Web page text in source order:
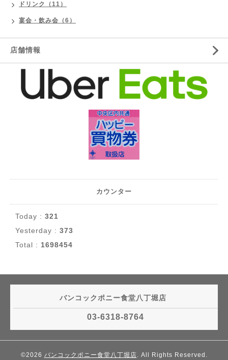
ドリンク（11）
宴会・飲み会（6）
店舗情報
カウンター
Today : 321
Yesterday : 373
Total : 1698454
バンコックポニー食堂八丁堀店
03-6318-8764
©2026 バンコックポニー食堂八丁堀店 . All Rights Reserved.